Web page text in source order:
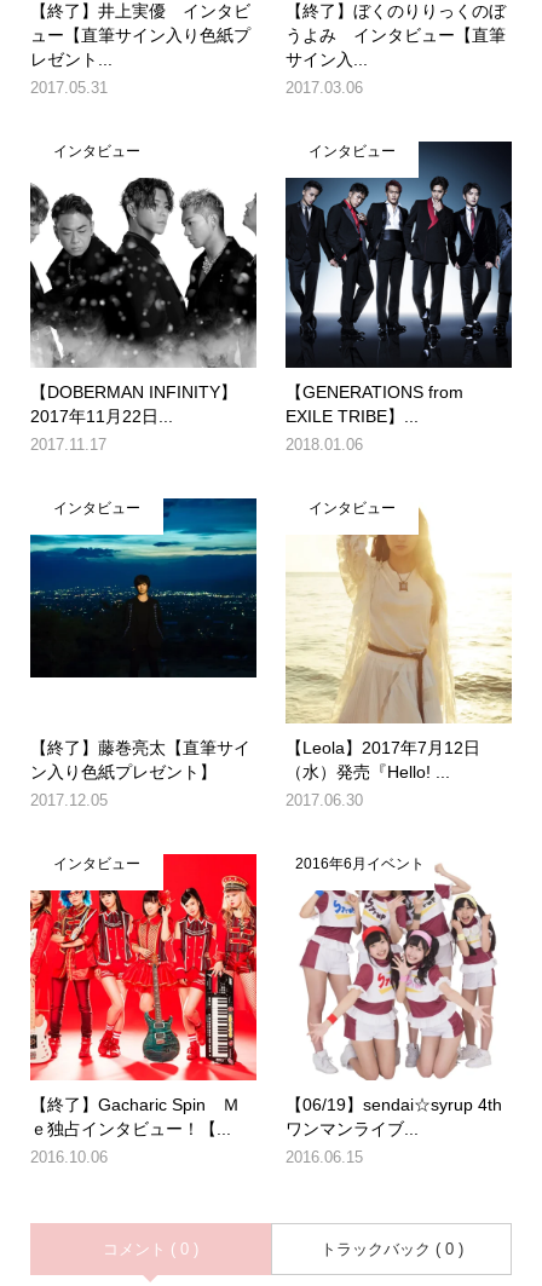
【終了】井上実優 インタビ
ュー【直筆サイン入り色紙プ
レゼント...
2017.05.31
【終了】ぼくのりりっくのぼ
うよみ インタビュー【直筆
サイン入...
2017.03.06
インタビュー
【DOBERMAN INFINITY】
2017年11月22日...
2017.11.17
インタビュー
【GENERATIONS from
EXILE TRIBE】...
2018.01.06
インタビュー
【終了】藤巻亮太【直筆サイ
ン入り色紙プレゼント】
2017.12.05
インタビュー
【Leola】2017年7月12日
（水）発売『Hello! ...
2017.06.30
インタビュー
【終了】Gacharic Spin Ｍ
ｅ独占インタビュー！【...
2016.10.06
2016年6月イベント
【06/19】sendai☆syrup 4th
ワンマンライブ...
2016.06.15
コメント ( 0 ) トラックバック ( 0 )